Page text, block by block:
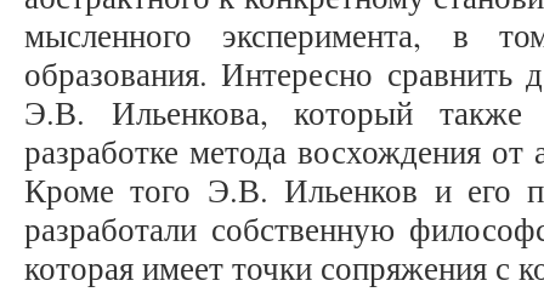
мысленного эксперимента, в
образования. Интересно сравнить
Э.В. Ильенкова, который также
разработке метода восхождения от
Кроме того Э.В. Ильенков и его
разработали собственную
которая имеет точки сопряжения с